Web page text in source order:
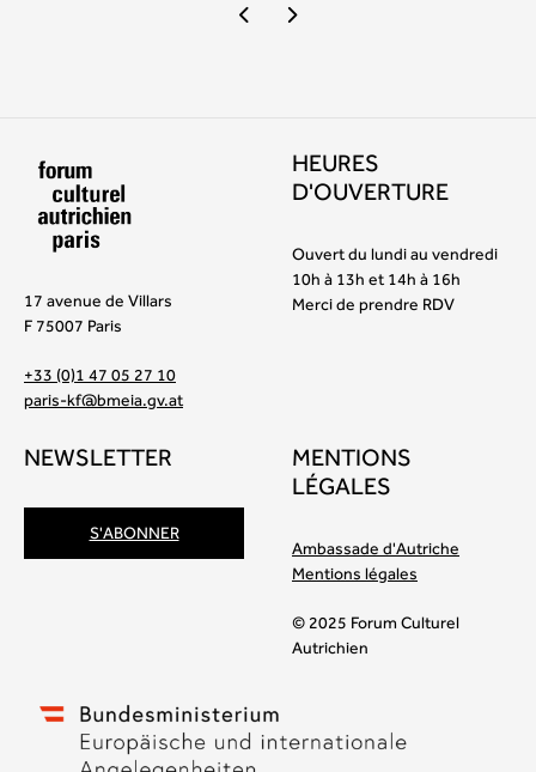
17 avenue de Villars
F 75007 Paris
+33 (0)1 47 05 27 10
paris-kf@bmeia.gv.at
HEURES
D'OUVERTURE
Ouvert du lundi au vendredi
10h à 13h et 14h à 16h
Merci de prendre RDV
NEWSLETTER
S'ABONNER
MENTIONS
LÉGALES
Ambassade d'Autriche
Mentions légales
© 2025 Forum Culturel
Autrichien